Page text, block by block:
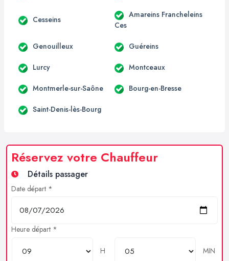
Cesseins
Amareins Francheleins
Ces
Genouilleux Guéreins
Lurcy Montceaux
Montmerle-sur-Saône Bourg-en-Bresse
Saint-Denis-lès-Bourg
Réservez votre Chauffeur
Détails passager
Date départ *
Heure départ *
H MIN